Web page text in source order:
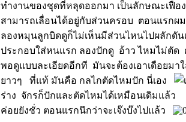
ทำงานของชุดที่หลุดออกมา เป็นลักษณะเฟือ
สามารถเลื่อนได้อยู่กับส่วนครอบ ตอนแรกผ
ลองหมุนลูกบิดดูก็ไม่เห็นมีส่วนไหนไปผลักดั
ประกอบใส่หนแรก ลองปักดู อ้าว ไหมไม่ตั
พอดูแบบละเอียดอีกที มันจะต้องเอาเดือยมา
ยาวๆ ที่แท้ มันคือ กลไกตัดไหมปัก นี่เอง
ร่าง จักรก็ปักและตัดไหมได้เหมือนเดิมแล้ว
ค่อยยังชั่ว ตอนแรกนึกว่าจะเจ๊งบ๊งไปแล้ว